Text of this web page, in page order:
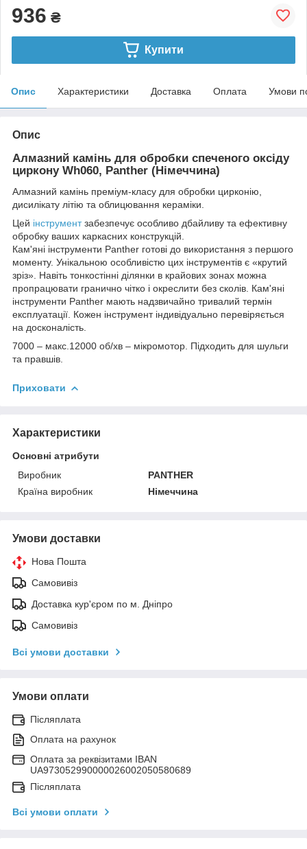
936 ₴
Купити
Опис Характеристики Доставка Оплата Умови
Опис
Алмазний камінь для обробки спеченого оксіду
циркону Wh060, Panther (Німеччина)
Алмазний камінь преміум-класу для обробки цирконію,
дисилікату літію та облицювання кераміки.
Цей інструментзабезпечує особливо дбайливу та ефективну
обробку ваших каркасних конструкцій.
Кам'яні інструменти Panther готові до використання з першого
моменту. Унікальною особливістю цих інструментів є «крутий
зріз». Навіть тонкостінні ділянки в крайових зонах можна
пропрацювати гранично чітко і окреслити без сколів. Кам'яні
інструменти Panther мають надзвичайно тривалий термін
експлуатації. Кожен інструмент індивідуально перевіряється
на досконалість.
7000 – макс.12000 об/хв – мікромотор. Підходить для шульги
та правшів.
Приховати
Характеристики
Основні атрибути
Виробник
PANTHER
Країна виробник
Німеччина
Умови доставки
Нова Пошта
Самовивіз
Доставка кур'єром по м. Дніпро
Самовивіз
Всі умови доставки
Умови оплати
Післяплата
Оплата на рахунок
Оплата за реквізитами IBAN
UA973052990000026002050580689
Післяплата
Всі умови оплати